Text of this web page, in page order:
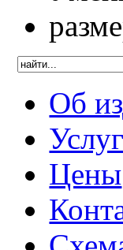
Об
Цены